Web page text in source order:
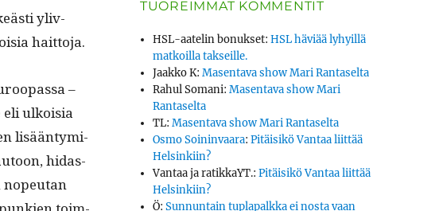
yliv­
haittoja.
–
ulkoisia
lisään­tymi­
hidas­
nopeu­tan
TUOREIMMAT KOMMENTIT
HSL-aatelin bonukset:HSL häviää lyhyillä
matkoilla takseille.
Jaakko K:Masentava show Mari Rantaselta
Rahul Somani:Masentava show Mari
Rantaselta
TL:Masentava show Mari Rantaselta
Osmo Soininvaara:Pitäisikö Vantaa liittää
Helsinkiin?
Vantaa ja ratikkaYT.:Pitäisikö Vantaa liittää
Helsinkiin?
Ö:Sunnuntain tuplapalkka ei nosta vaan